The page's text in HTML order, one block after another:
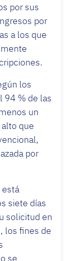
por sus
por
a los que
los
94 % de las
un
que
por
siete días
solicitud en
los fines de
se